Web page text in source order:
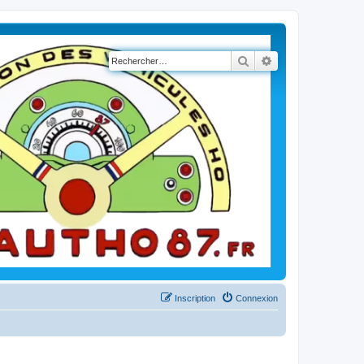
Rechercher
Connexion
Inscription